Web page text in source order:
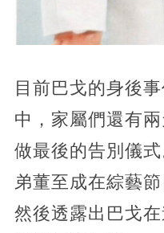
目前巴戈的身後
中，家屬們還有
做最後的告別儀
弟董至成在綜藝
然後透露出巴戈